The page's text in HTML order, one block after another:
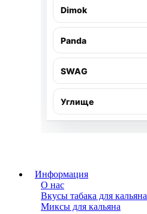
Dimok
Panda
SWAG
Углище
Информация
О нас
Вкусы табака для кальяна
Миксы для кальяна